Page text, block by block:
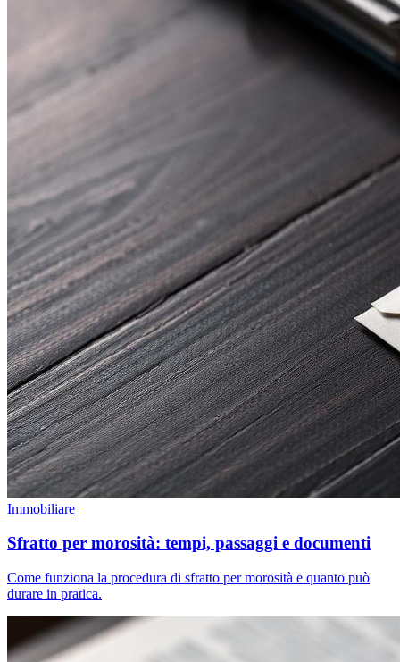
Immobiliare
Sfratto per morosità: tempi, passaggi e documenti
Come funziona la procedura di sfratto per morosità e quanto può
durare in pratica.